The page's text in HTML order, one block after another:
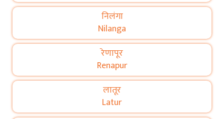
निलंगा
Nilanga
रेणापूर
Renapur
लातूर
Latur